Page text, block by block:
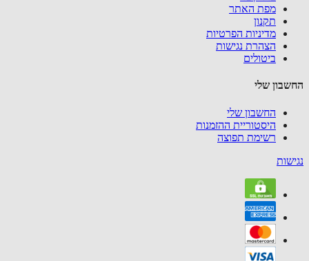
מפת האתר
תקנון
מדיניות הפרטיות
הצהרת נגישות
ביטולים
שלי
החשבון שלי
היסטוריית ההזמנות
רשימת תפוצה